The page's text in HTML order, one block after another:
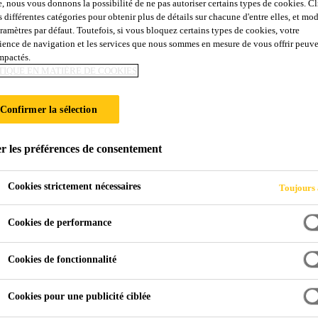
1
plusieurs fois, pour l'étanchéité des joints
pour l'étanchéité des joints de construction et de
avec des matériaux d'injection Sika® appropriés, p.ex.
nous vous donnons la possibilité de ne pas autoriser certains types de cookies.
différentes catégories pour obtenir plus de détails sur chacune d'entre elles, et
par défaut. Toutefois, si vous bloquez certains types de cookies, votre
de navigation et les services que nous sommes en mesure de vous offrir
EN MATIÈRE DE COOKIES
Confirmer la sélection
les préférences de consentement
Cookies strictement nécessaires Toujours
Cookies de performance
Cookies de fonctionnalité
Cookies pour une publicité ciblée